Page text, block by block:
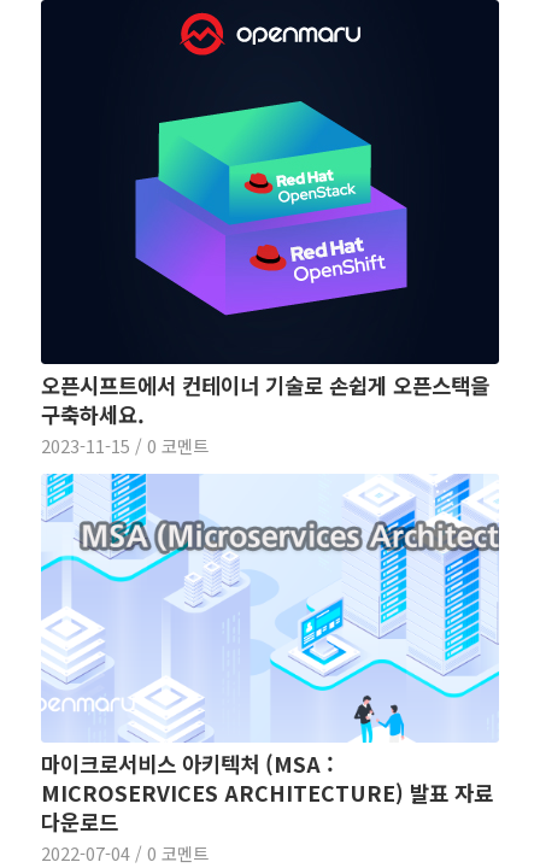
오픈시프트에서 컨테이너 기술로 손쉽게 오픈스택을
구축하세요.
2023-11-15 / 0 코멘트
마이크로서비스 아키텍처 (MSA :
MICROSERVICES ARCHITECTURE) 발표 자료
다운로드
2022-07-04 / 0 코멘트